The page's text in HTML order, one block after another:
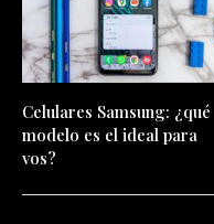
Celulares Samsung: ¿qué
modelo es el ideal para
vos?